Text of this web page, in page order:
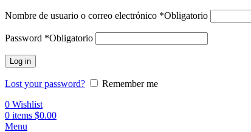
Nombre de usuario o correo electrónico *Obligatorio
Password *Obligatorio
Log in
Lost your password?
Remember me
0 Wishlist
0 items $0.00
Menu